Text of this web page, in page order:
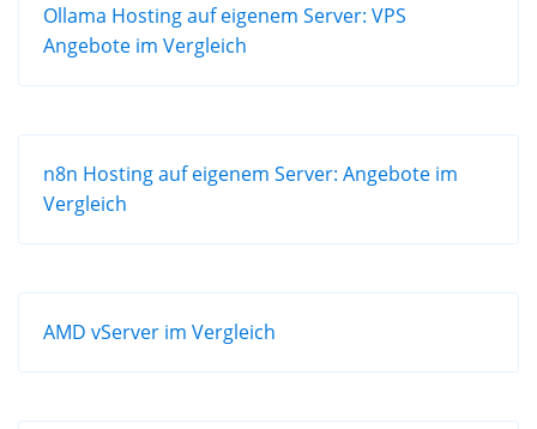
Ollama Hosting auf eigenem Server: VPS
Angebote im Vergleich
n8n Hosting auf eigenem Server: Angebote im
Vergleich
AMD vServer im Vergleich